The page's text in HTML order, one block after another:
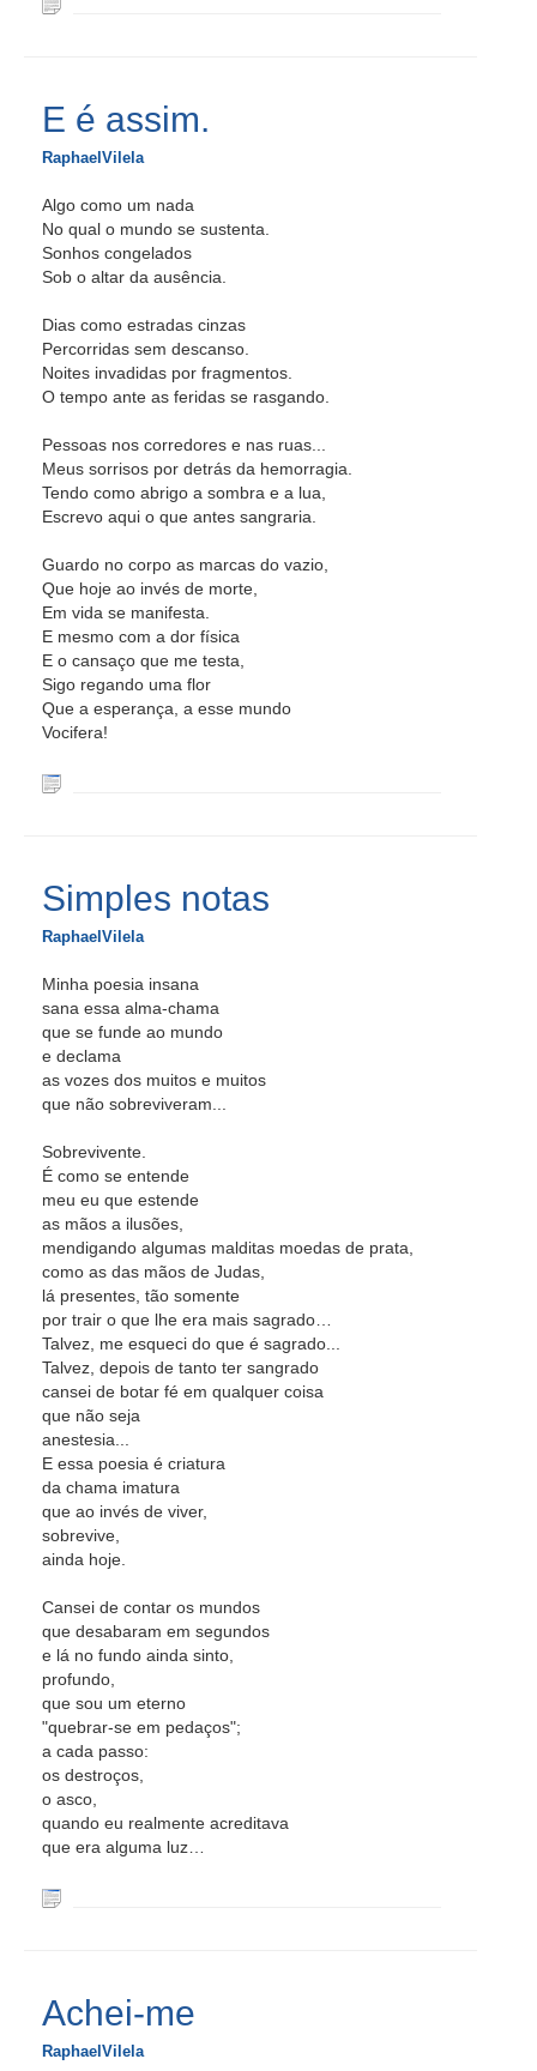
E é assim.
RaphaelVilela
Algo como um nada
No qual o mundo se sustenta.
Sonhos congelados
Sob o altar da ausência.
Dias como estradas cinzas
Percorridas sem descanso.
Noites invadidas por fragmentos.
O tempo ante as feridas se rasgando.
Pessoas nos corredores e nas ruas...
Meus sorrisos por detrás da hemorragia.
Tendo como abrigo a sombra e a lua,
Escrevo aqui o que antes sangraria.
Guardo no corpo as marcas do vazio,
Que hoje ao invés de morte,
Em vida se manifesta.
E mesmo com a dor física
E o cansaço que me testa,
Sigo regando uma flor
Que a esperança, a esse mundo
Vocifera!
Simples notas
RaphaelVilela
Minha poesia insana
sana essa alma-chama
que se funde ao mundo
e declama
as vozes dos muitos e muitos
que não sobreviveram...
Sobrevivente.
É como se entende
meu eu que estende
as mãos a ilusões,
mendigando algumas malditas moedas de prata,
como as das mãos de Judas,
lá presentes, tão somente
por trair o que lhe era mais sagrado…
Talvez, me esqueci do que é sagrado...
Talvez, depois de tanto ter sangrado
cansei de botar fé em qualquer coisa
que não seja
anestesia...
E essa poesia é criatura
da chama imatura
que ao invés de viver,
sobrevive,
ainda hoje.
Cansei de contar os mundos
que desabaram em segundos
e lá no fundo ainda sinto,
profundo,
que sou um eterno
"quebrar-se em pedaços";
a cada passo:
os destroços,
o asco,
quando eu realmente acreditava
que era alguma luz…
Achei-me
RaphaelVilela